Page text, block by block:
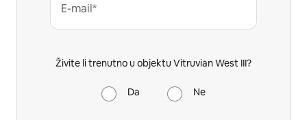
E-mail*
Živite li trenutno u objektu Vitruvian West III?
Da Ne